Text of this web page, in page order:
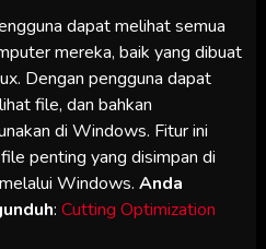
dapat melihat semua
mereka, baik yang dibuat
Dengan pengguna dapat
file, dan bahkan
di Windows. Fitur ini
penting yang disimpan di
Windows. Anda
: Cutting Optimization